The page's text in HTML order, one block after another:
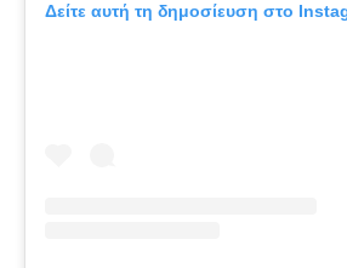
Δείτε αυτή τη δημοσίευση στο